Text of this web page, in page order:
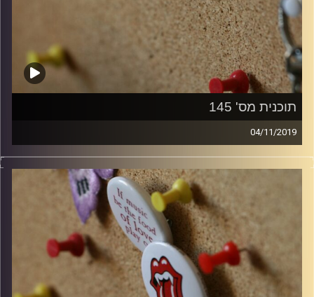
תוכנית מס' 145
04/11/2019
קלאסיקות רוק עם אורן הוף.
włodi